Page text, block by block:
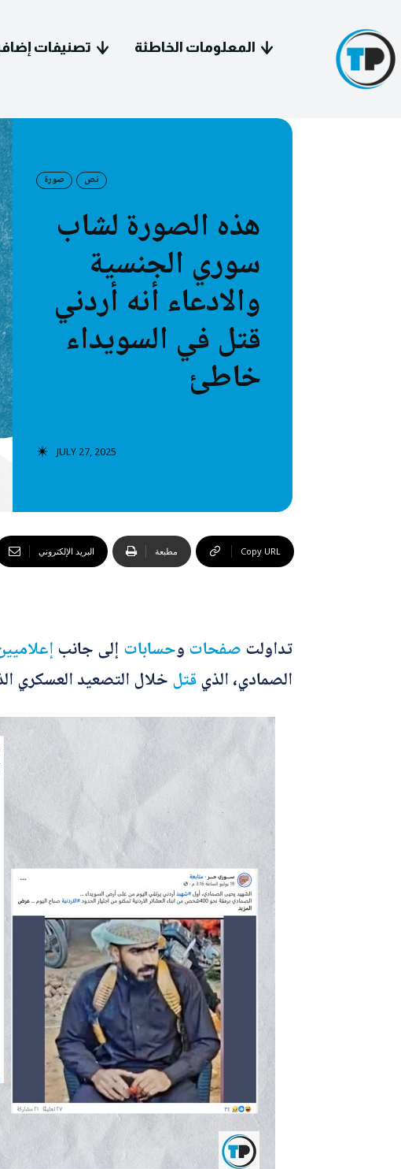
سياسة
معلومات
خطاب
تصنيفات
المعلومات
تصنيفات
المعلومات الخاطئة
صورة نص
هذه الصورة لشاب
سوري الجنسية
والادعاء أنه أردني
قتل في السويداء
خاطئ
JULY 27, 2025
البريد الإلكتروني مطبعة Copy URL
تداولتصفحاتوحسابات إلى جانب
الصمادي، الذيقتلخلال التصعيد العسكري